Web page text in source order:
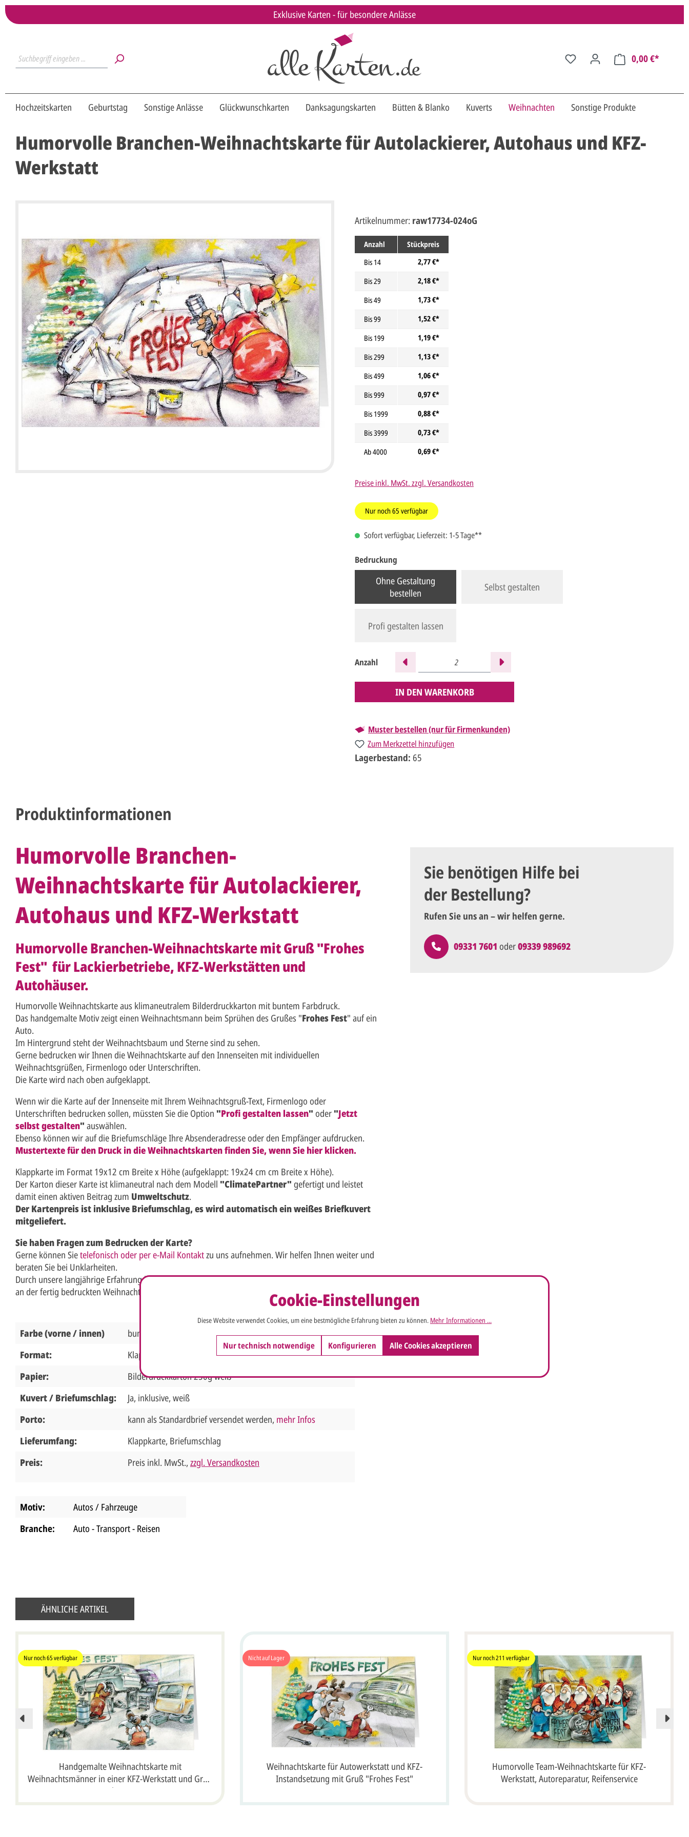
Exklusive Karten - für besondere Anlässe
0,00 €*
Hochzeitskarten Geburtstag Sonstige Anlässe Glückwunschkarten Danksagungskarten Bütten & Blanko Kuverts Weihnachten Sonstige Produkte
Humorvolle Branchen-Weihnachtskarte für Autolackierer, Autohaus und KFZ-
Werkstatt
Anzahl
Stückpreis
Bis 14
2,77 €*
Bis29
2,18 €*
Bis49
1,73 €*
Bis99
1,52 €*
Bis 199
1,19 €*
Bis299
1,13 €*
Bis499
1,06 €*
Bis999
0,97 €*
Bis 1999
0,88 €*
Bis3999
0,73 €*
Ab4000 0,69 €*
Preise inkl. MwSt. zzgl. Versandkosten
Nur noch65 verfügbar
Sofort verfügbar, Lieferzeit: 1-5 Tage**
Bedruckung
Ohne Gestaltung
bestellen
Selbst gestalten
Profi gestalten lassen
Anzahl
IN DEN WARENKORB
Muster bestellen (nur für Firmenkunden)
Zum Merkzettel hinzufügen
Artikelnummer: raw17734-024oG
Lagerbestand: 65
Produktinformationen
Humorvolle Branchen-
Weihnachtskarte für Autolackierer,
Autohaus und KFZ-Werkstatt
Humorvolle Branchen-Weihnachtskarte mit Gruß "Frohes
Fest" für Lackierbetriebe, KFZ-Werkstätten und
Autohäuser.
Humorvolle Weihnachtskarte aus klimaneutralem Bilderdruckkarton mit buntem Farbdruck.
Das handgemalte Motiv zeigt einen Weihnachtsmann beim Sprühen des Grußes "Frohes Fest" auf ein
Auto.
Im Hintergrund steht der Weihnachtsbaum und Sterne sind zu sehen.
Gerne bedrucken wir Ihnen die Weihnachtskarte auf den Innenseiten mit individuellen
Weihnachtsgrüßen, Firmenlogo oder Unterschriften.
Die Karte wird nach oben aufgeklappt.
Wenn wir die Karte auf der Innenseite mit Ihrem Weihnachtsgruß-Text, Firmenlogo oder
Unterschriften bedrucken sollen, müssten Sie die Option "Profi gestalten lassen" oder"Jetzt
selbst gestalten" auswählen.
Ebenso können wir auf die Briefumschläge Ihre Absenderadresse oder den Empfänger aufdrucken.
Mustertexte für den Druck in die Weihnachtskarten finden Sie, wenn Sie hier klicken.
Klappkarte im Format 19x12 cm Breite x Höhe (aufgeklappt: 19x24 cm cm Breite x Höhe).
Der Karton dieser Karte ist klimaneutral nach dem Modell "ClimatePartner" gefertigt und leistet
damit einen aktiven Beitrag zum Umweltschutz.
Der Kartenpreis ist inklusive Briefumschlag, es wird automatisch ein weißes Briefkuvert
mitgeliefert.
Sie haben Fragen zum Bedrucken der Karte?
Gerne können Sietelefonisch oder per e-Mail Kontaktzu uns aufnehmen. Wir helfen Ihnen weiter und
beraten Sie bei Unklarheiten.
Durch unsere langjährige Erfahrung können wir Ihre Wünsche umsetzen und Sie werden viel Freude
an der fertig bedruckten Weihnachtskarte haben.
Farbe (vorne / innen)
bunt / weiß
Format:
Klappkarte 19 x 12 cm Breite x Höhe (aufgeklappt: 19 x 24 cm)
Papier:
Bilderdruckkarton 250g weiß
Kuvert / Briefumschlag:
Ja, inklusive, weiß
Porto:
kann als Standardbrief versendet werden, mehr Infos
Lieferumfang:
Klappkarte, Briefumschlag
Preis:
Preis inkl. MwSt., zzgl. Versandkosten
Motiv:
Autos / Fahrzeuge
Branche:
Auto - Transport - Reisen
Sie benötigen Hilfe bei
der Bestellung?
Rufen Sie uns an – wir helfen gerne.
09331 7601 oder09339 989692
ÄHNLICHE ARTIKEL
Nur noch65verfügbar
Handgemalte Weihnachtskarte mit
Weihnachtsmänner in einer KFZ-Werkstatt und Gruß
"Frohes Fest"
Nicht auf Lager
Weihnachtskarte für Autowerkstatt und KFZ-
Instandsetzung mit Gruß "Frohes Fest"
Nur noch211 verfügbar
Humorvolle Team-Weihnachtskarte für KFZ-
Werkstatt, Autoreparatur, Reifenservice
Cookie-Einstellungen
Diese Website verwendet Cookies, um eine bestmögliche Erfahrung bieten zu können. Mehr Informationen ...
Nur technisch notwendige Konfigurieren Alle Cookies akzeptieren